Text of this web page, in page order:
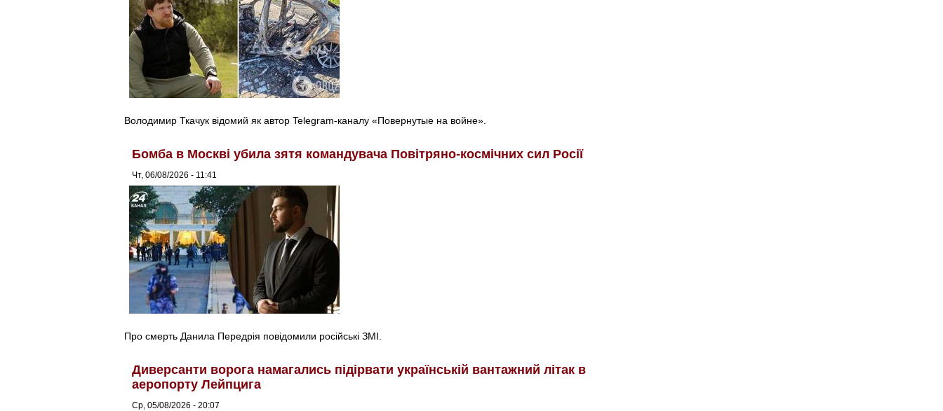
Володимир Ткачук відомий як автор Telegram-каналу «Повернутые на войне».
Бомба в Москві убила зятя командувача Повітряно-космічних сил Росії
Чт, 06/08/2026 - 11:41
Про смерть Данила Передрія повідомили російські ЗМІ.
Диверсанти ворога намагались підірвати українській вантажний літак в
аеропорту Лейпцига
Ср, 05/08/2026 - 20:07